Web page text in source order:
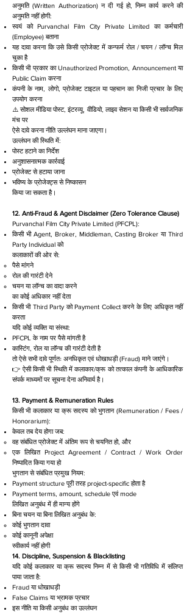
अनुमति (Written Authorization) न दी गई हो, निम्न कार्य करने की
अनुमति नहीं होगी:
स्वयं को Purvanchal Film City Private Limited का कर्मचारी
(Employee) बताना
यह दावा करना कि उसे किसी प्रोजेक्ट में कन्फर्म रोल / चयन / लॉन्च मिल
चुका है
किसी भी प्रकार का Unauthorized Promotion, Announcement या
Public Claim करना
कंपनी के नाम, लोगो, प्रोजेक्ट टाइटल या पहचान का निजी प्रचार के लिए
उपयोग करना
⚠️ सोशल मीडिया पोस्ट, इंटरव्यू, वीडियो, लाइव सेशन या किसी भी सार्वजनिक
मंच पर
ऐसे दावे करना नीति उल्लंघन माना जाएगा।
उल्लंघन की स्थिति में:
पोस्ट हटाने का निर्देश
अनुशासनात्मक कार्रवाई
प्रोजेक्ट से हटाया जाना
भविष्य के प्रोजेक्ट्स से निष्कासन
किया जा सकता है।
12. Anti-Fraud & Agent Disclaimer (Zero Tolerance Clause)
Purvanchal Film City Private Limited (PFCPL):
किसी भी Agent, Broker, Middleman, Casting Broker या Third
Party Individual को
कलाकारों की ओर से:
पैसे मांगने
रोल की गारंटी देने
चयन या लॉन्च का वादा करने
का कोई अधिकार नहीं देता
किसी भी Third Party को Payment Collect करने के लिए अधिकृत नहीं
करता
यदि कोई व्यक्ति या संस्था:
PFCPL के नाम पर पैसे मांगती है
कास्टिंग, रोल या लॉन्च की गारंटी देती है
तो ऐसे सभी दावे पूर्णतः अनधिकृत एवं धोखाधड़ी (Fraud) माने जाएंगे।
👉 ऐसी किसी भी स्थिति में कलाकार/क्रू को तत्काल कंपनी के आधिकारिक
संपर्क माध्यमों पर सूचना देना अनिवार्य है।
13. Payment & Remuneration Rules
किसी भी कलाकार या क्रू सदस्य को भुगतान (Remuneration / Fees /
Honorarium):
केवल तब देय होगा जब:
वह संबंधित प्रोजेक्ट में अंतिम रूप से चयनित हो, और
एक लिखित Project Agreement / Contract / Work Order
निष्पादित किया गया हो
भुगतान से संबंधित प्रमुख नियम:
Payment structure पूरी तरह project-specific होता है
Payment terms, amount, schedule एवं mode
लिखित अनुबंध में ही मान्य होंगे
बिना चयन या बिना लिखित अनुबंध के:
कोई भुगतान दावा
कोई कानूनी अपेक्षा
स्वीकार्य नहीं होगी
14. Discipline, Suspension & Blacklisting
यदि कोई कलाकार या क्रू सदस्य निम्न में से किसी भी गतिविधि में संलिप्त
पाया जाता है:
Fraud या धोखाधड़ी
False Claims या भ्रामक प्रचार
इस नीति या किसी अनुबंध का उल्लंघन